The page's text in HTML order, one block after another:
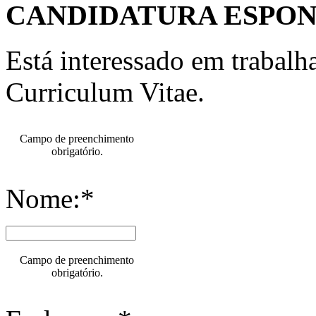
CANDIDATURA
Está interessado em
Curriculum Vitae.
Campo de preenchimento
obrigatório.
Nome:*
Campo de preenchimento
obrigatório.